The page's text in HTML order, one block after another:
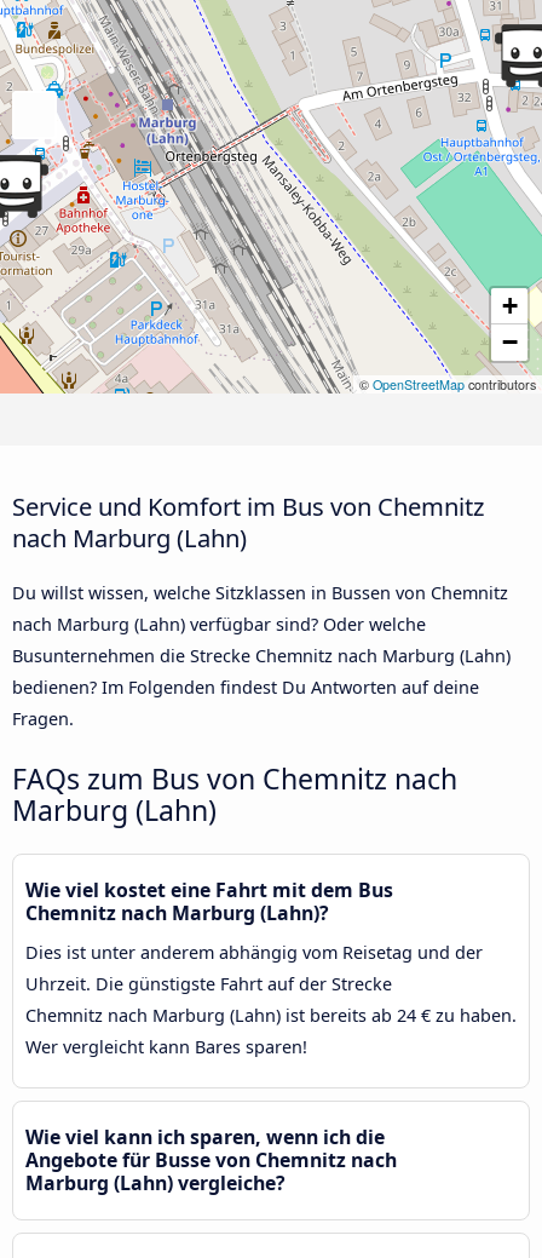
+
−
© OpenStreetMap contributors
Service und Komfort im Bus von Chemnitz
nach Marburg (Lahn)
Du willst wissen, welche Sitzklassen in Bussen von Chemnitz
nach Marburg (Lahn) verfügbar sind? Oder welche
Busunternehmen die Strecke Chemnitz nach Marburg (Lahn)
bedienen? Im Folgenden findest Du Antworten auf deine
Fragen.
FAQs zum Bus von Chemnitz nach
Marburg (Lahn)
Wie viel kostet eine Fahrt mit dem Bus
Chemnitz nach Marburg (Lahn)?
Dies ist unter anderem abhängig vom Reisetag und der
Uhrzeit. Die günstigste Fahrt auf der Strecke
Chemnitz nach Marburg (Lahn) ist bereits ab 24 € zu haben.
Wer vergleicht kann Bares sparen!
Wie viel kann ich sparen, wenn ich die
Angebote für Busse von Chemnitz nach
Marburg (Lahn) vergleiche?